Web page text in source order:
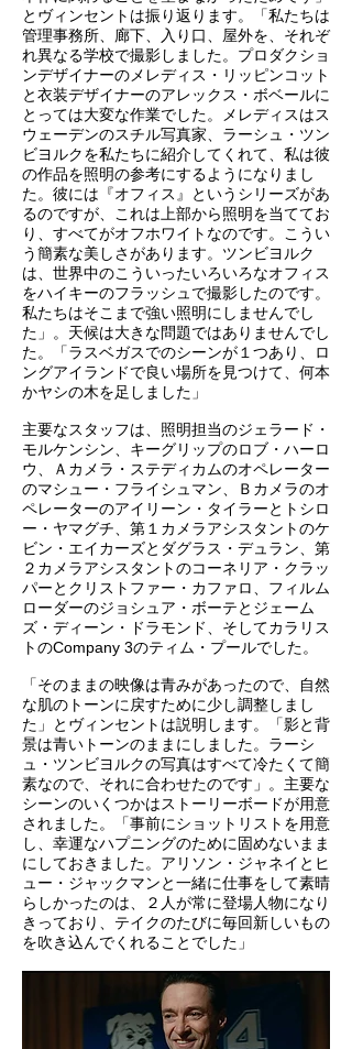
とヴィンセントは振り返ります。「私たちは
管理事務所、廊下、入り口、屋外を、それぞ
れ異なる学校で撮影しました。プロダクショ
ンデザイナーのメレディス・リッピンコット
と衣装デザイナーのアレックス・ボベールに
とっては大変な作業でした。メレディスはス
ウェーデンのスチル写真家、ラーシュ・ツン
ビヨルクを私たちに紹介してくれて、私は彼
の作品を照明の参考にするようになりまし
た。彼には『オフィス』というシリーズがあ
るのですが、これは上部から照明を当ててお
り、すべてがオフホワイトなのです。こうい
う簡素な美しさがあります。ツンビヨルク
は、世界中のこういったいろいろなオフィス
をハイキーのフラッシュで撮影したのです。
私たちはそこまで強い照明にしませんでし
た」。天候は大きな問題ではありませんでし
た。「ラスベガスでのシーンが１つあり、ロ
ングアイランドで良い場所を見つけて、何本
かヤシの木を足しました」
主要なスタッフは、照明担当のジェラード・
モルケンシン、キーグリップのロブ・ハーロ
ウ、Ａカメラ・ステディカムのオペレーター
のマシュー・フライシュマン、Ｂカメラのオ
ペレーターのアイリーン・タイラーとトシロ
ー・ヤマグチ、第１カメラアシスタントのケ
ビン・エイカーズとダグラス・デュラン、第
２カメラアシスタントのコーネリア・クラッ
パーとクリストファー・カファロ、フィルム
ローダーのジョシュア・ボーテとジェーム
ズ・ディーン・ドラモンド、そしてカラリス
トのCompany 3のティム・プールでした。
「そのままの映像は青みがあったので、自然
な肌のトーンに戻すために少し調整しまし
た」とヴィンセントは説明します。「影と背
景は青いトーンのままにしました。ラーシ
ュ・ツンビヨルクの写真はすべて冷たくて簡
素なので、それに合わせたのです」。主要な
シーンのいくつかはストーリーボードが用意
されました。「事前にショットリストを用意
し、幸運なハプニングのために固めないまま
にしておきました。アリソン・ジャネイとヒ
ュー・ジャックマンと一緒に仕事をして素晴
らしかったのは、２人が常に登場人物になり
きっており、テイクのたびに毎回新しいもの
を吹き込んでくれることでした」